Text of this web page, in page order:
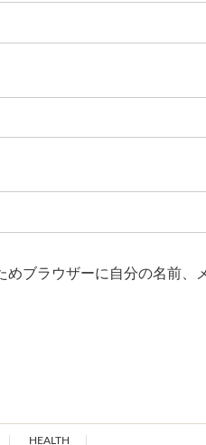
ブラウザーに自分の名前、
HEALTH